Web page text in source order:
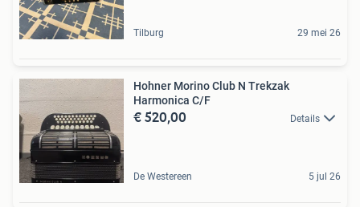
Tilburg 29 mei 26
Hohner Morino Club N Trekzak
Harmonica C/F
€ 520,00 Details
De Westereen 5 jul 26